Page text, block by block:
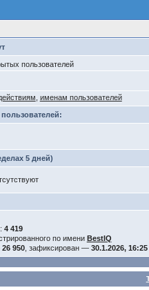
пользователей
именам пользователей
5 дней)
4 419
по имени BestIQ
26 950, зафиксирован — 30.1.2026, 16:25